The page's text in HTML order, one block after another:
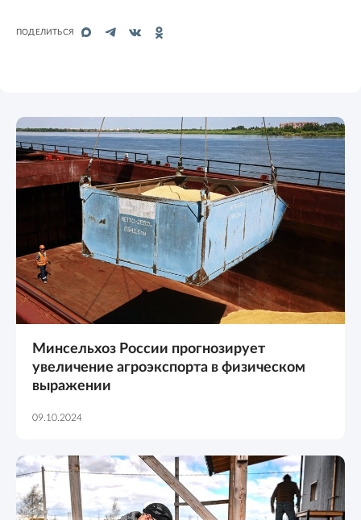
ПОДЕЛИТЬСЯ
Минсельхоз России прогнозирует
увеличение агроэкспорта в физическом
выражении
09.10.2024